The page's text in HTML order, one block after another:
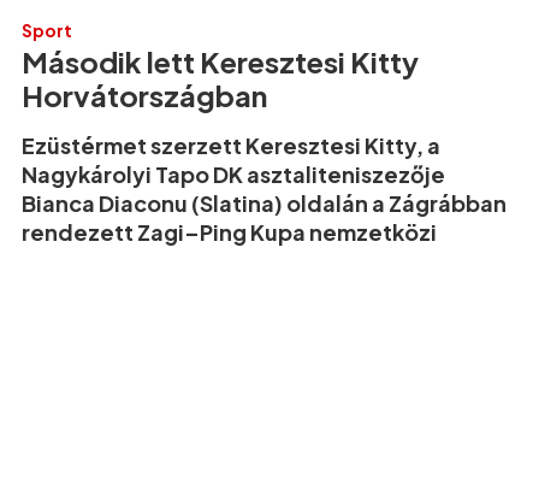
Sport
Második lett Keresztesi Kitty
Horvátországban
Ezüstérmet szerzett Keresztesi Kitty, a
Nagykárolyi Tapo DK asztaliteniszezője
Bianca Diaconu (Slatina) oldalán a Zágrábban
rendezett Zagi–Ping Kupa nemzetközi